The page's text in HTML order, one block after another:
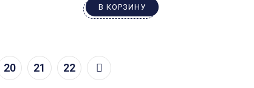
В КОРЗИНУ
20 21 22